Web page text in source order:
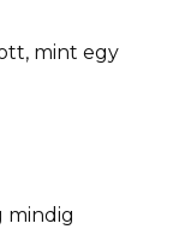
mint egy
mindig